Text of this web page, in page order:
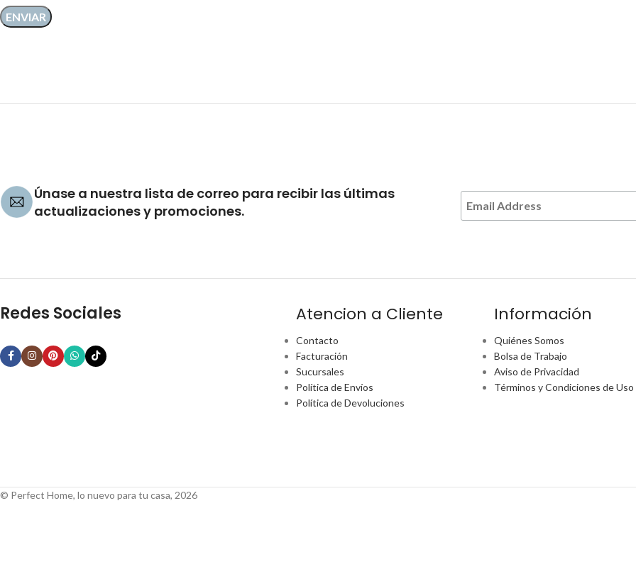
Únase a nuestra lista de correo para recibir las últimas
actualizaciones y promociones.
Redes Sociales Atencion a Cliente
Contacto
Facturación
Sucursales
Política de Envíos
Política de Devoluciones
Información
Quiénes Somos
Bolsa de Trabajo
Aviso de Privacidad
Términos y Condiciones de Uso
© Perfect Home, lo nuevo para tu casa, 2026